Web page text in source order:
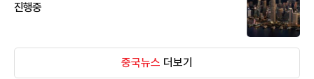
진행중
중국뉴스 더보기